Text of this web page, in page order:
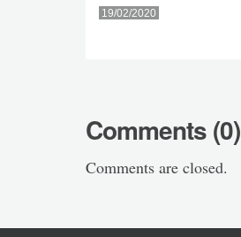
19/02/2020
Comments (0)
Comments are closed.